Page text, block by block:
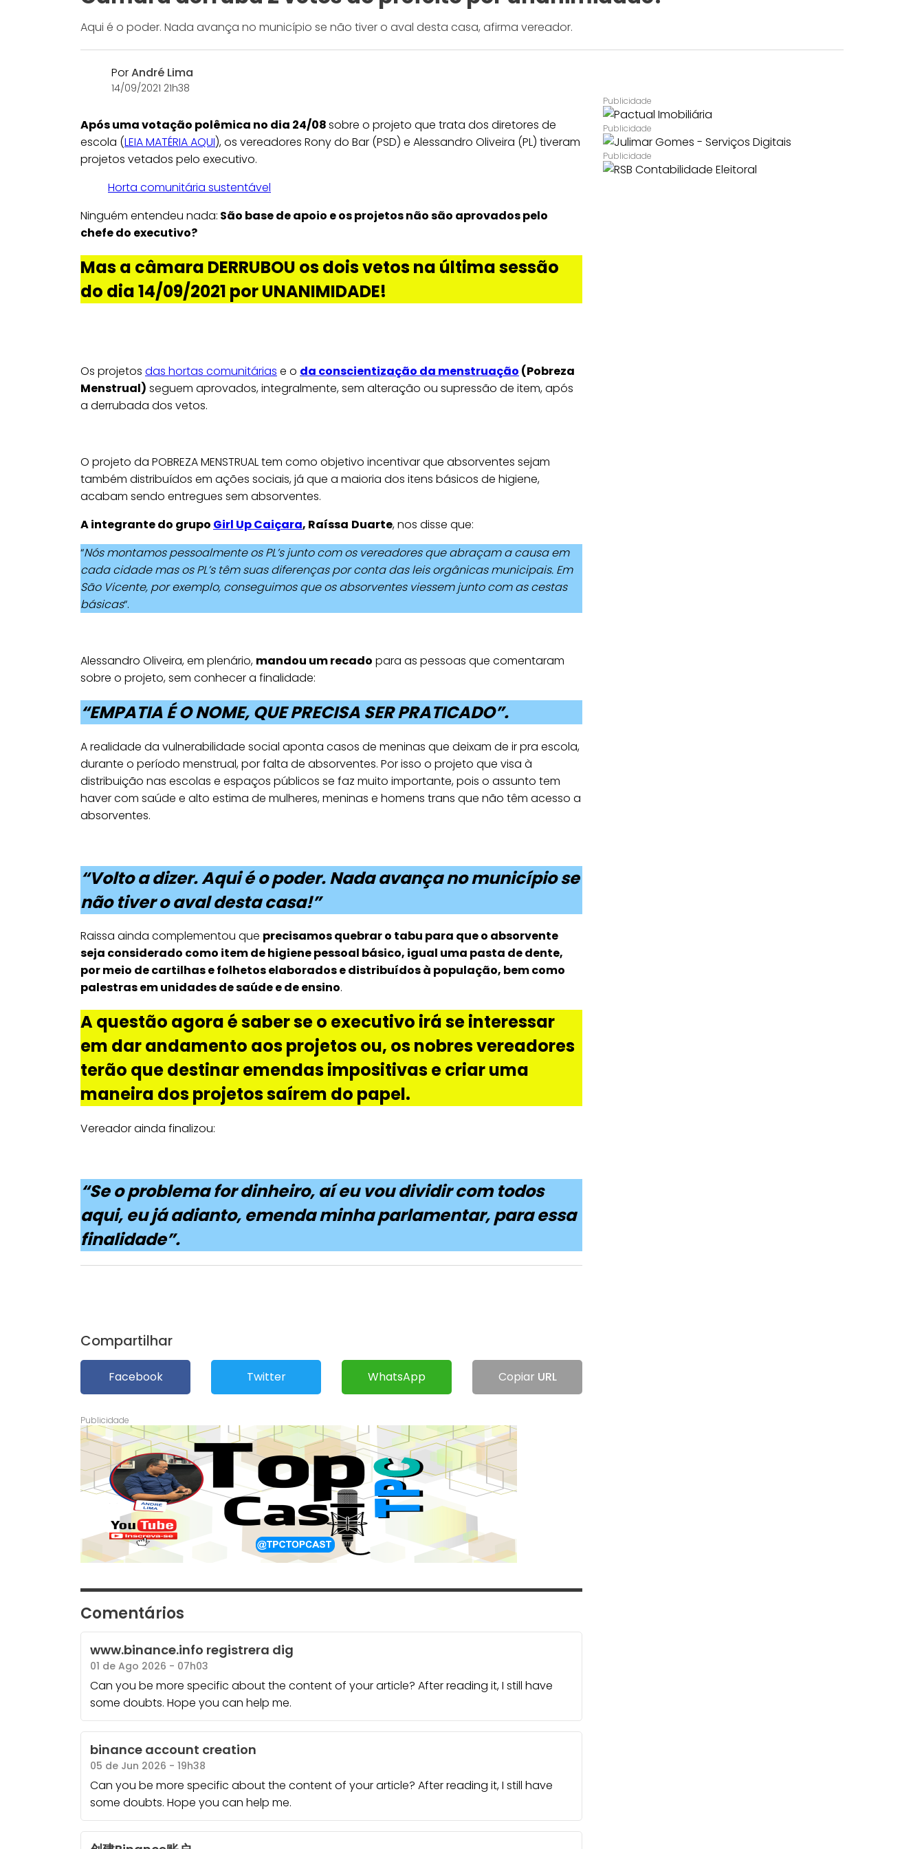
Aqui é o poder. Nada avança no município se não tiver o aval desta casa, afirma vereador.
PorAndré Lima
14/09/2021 21h38
Após uma votação polêmica no dia 24/08sobre o projeto que trata dos diretores de
escola (LEIA MATÉRIA AQUI), os vereadores Rony do Bar (PSD) e Alessandro Oliveira (PL) tiveram
projetos vetados pelo executivo.
Horta comunitária sustentável
Ninguém entendeu nada: São base de apoio e os projetos não são aprovados pelo
chefe do executivo?
Mas a câmara DERRUBOU os dois vetos na última sessão
do dia 14/09/2021 porUNANIMIDADE!
Os projetos das hortas comunitárias e o da conscientização da menstruação (Pobreza
Menstrual) seguem aprovados, integralmente, sem alteração ou supressão de item, após
a derrubada dos vetos.
O projeto da POBREZA MENSTRUAL tem como objetivo incentivar que absorventes sejam
também distribuídos em ações sociais, já que a maioria dos itens básicos de higiene,
acabam sendo entregues sem absorventes.
A integrante do grupo Girl Up Caiçara, Raíssa Duarte, nos disse que:
“Nós montamos pessoalmente os PL’s junto com os vereadores que abraçam a causa em
cada cidade mas os PL’s têm suas diferenças por conta das leis orgânicas municipais. Em
São Vicente, por exemplo, conseguimos que os absorventes viessem junto com as cestas
básicas“.
Alessandro Oliveira, em plenário, mandou um recado para as pessoas que comentaram
sobre o projeto, sem conhecer a finalidade:
“EMPATIA É O NOME, QUE PRECISA SER PRATICADO”.
A realidade da vulnerabilidade social aponta casos de meninas que deixam de ir pra escola,
durante o período menstrual, por falta de absorventes. Por isso o projeto que visa à
distribuição nas escolas e espaços públicos se faz muito importante, pois o assunto tem
haver com saúde e alto estima de mulheres, meninas e homens trans que não têm acesso a
absorventes.
“Volto a dizer. Aqui é o poder. Nada avança no município se
não tiver o aval desta casa!”
Raissa ainda complementou que precisamos quebrar o tabu para que o absorvente
seja considerado como item de higiene pessoal básico, igual uma pasta de dente,
por meio de cartilhas e folhetos elaborados e distribuídos à população, bem como
palestras em unidades de saúde e de ensino.
A questão agora é saber se o executivo irá se interessar
em dar andamento aos projetos ou, os nobres vereadores
terão que destinar emendas impositivas e criar uma
maneira dos projetos saírem do papel.
Vereador ainda finalizou:
“Se o problema for dinheiro, aí eu vou dividir com todos
aqui, eu já adianto, emenda minha parlamentar, para essa
finalidade”.
Compartilhar
Facebook Twitter WhatsApp Copiar URL
Comentários
www.binance.info registrera dig
01 de Ago 2026 - 07h03
Can you be more specific about the content of your article? After reading it, I still have
some doubts. Hope you can help me.
binance account creation
05 de Jun 2026 - 19h38
Can you be more specific about the content of your article? After reading it, I still have
some doubts. Hope you can help me.